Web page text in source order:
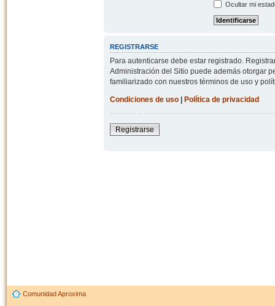
Ocultar mi
REGISTRARSE
Para autenticarse debe estar registrado.
Administración del Sitio puede además otorgar
familiarizado con nuestros términos de uso y
Condiciones de uso| Política de privacidad
Registrarse
Comunidad Aproxima